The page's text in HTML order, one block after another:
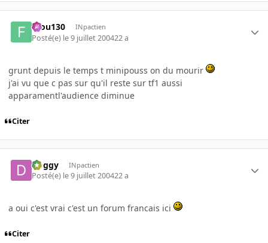
filou130 INpactien
Posté(e) le 9 juillet 200422 a
grunt depuis le temps t minipouss on du mourir
j'ai vu que c pas sur qu'il reste sur tf1 aussi
apparamentl'audience diminue
Citer
Doggy INpactien
Posté(e) le 9 juillet 200422 a
a oui c'est vrai c'est un forum francais ici
Citer